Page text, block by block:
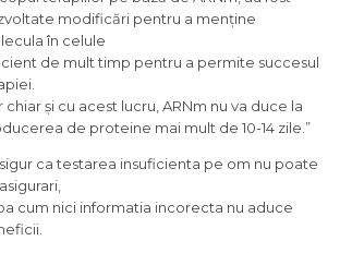
modificări pentru a menține
în celule
de mult timp pentru a permite succesul
chiar și cu acest lucru, ARNm nu va duce la
de proteine mai mult de 10-14 zile.”
ca testarea insuficienta pe om nu poate
cum nici informatia incorecta nu aduce